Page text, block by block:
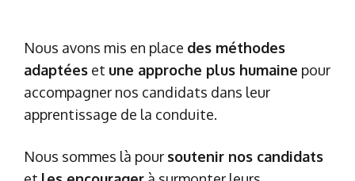
Nous avons mis en place des méthodes
adaptées et une approche plus humaine pour
accompagner nos candidats dans leur
apprentissage de la conduite.
Nous sommes là pour soutenir nos candidats